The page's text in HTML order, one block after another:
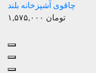
چاقوی آشپزخانه بلند
تومان